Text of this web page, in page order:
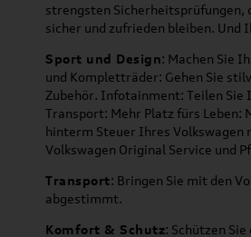
strengsten Sicherheitsprüfungen,
sicher und zufrieden bleiben. Und
Sport und Design: Machen Sie
und Kompletträder: Gehen Sie
Zubehör. Infotainment: Teilen
Transport: Mehr Platz fürs Leben:
hinterm Steuer Ihres Volkswagen
Volkswagen Original Service und
Transport: Bringen Sie mit den
abgestimmt.
Komfort & Schutz: Schützen